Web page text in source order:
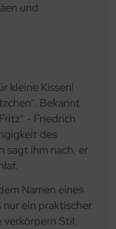
und
kleine Kissen!
Bekannt
- Friedrich
des
sagt ihm nach, er
Namen eines
nur ein praktischer
verkörpern Stil,